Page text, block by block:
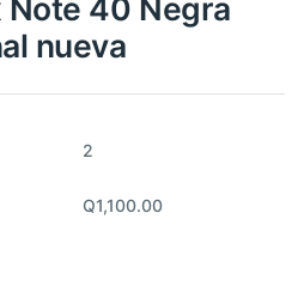
Note 40 Negra
nueva
2
Q1,100.00